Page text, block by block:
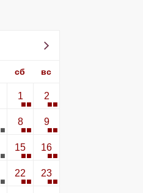
сб вс
1 2
8 9
15 16
22 23